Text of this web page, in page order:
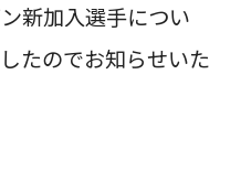
新加入選手につい
たのでお知らせいた